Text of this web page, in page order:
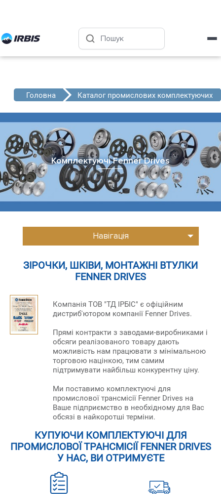
Головна Каталог промислових комплектуючих
Комплектуючі Fenner Drives
Навігація
ЗІРОЧКИ, ШКІВИ, МОНТАЖНІ ВТУЛКИ
FENNER DRIVES
Компанія ТОВ "ТД ІРБІС" є офіційним
дистриб'ютором компанії Fenner Drives.
Прямі контракти з заводами-виробниками і
обсяги реалізованого товару дають
можливість нам працювати з мінімальною
торговою націнкою, тим самим
підтримувати найбільш конкурентну ціну.
Ми поставимо комплектуючі для
промислової трансмісії Fenner Drives на
Ваше підприємство в необхідному для Вас
обсязі в найкоротші терміни.
КУПУЮЧИ КОМПЛЕКТУЮЧІ ДЛЯ
ПРОМИСЛОВОЇ ТРАНСМІСІЇ FENNER DRIVES
У НАС, ВИ ОТРИМУЄТЕ